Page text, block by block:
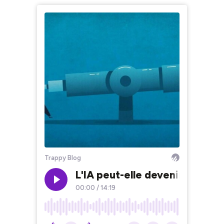
Trappy Blog
L'IA peut-elle devenir utile
00:00 / 14:19